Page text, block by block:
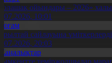
ойындары – 2026»
10:01
сайлауына үміткерлердің
20:03
теміржолшылар